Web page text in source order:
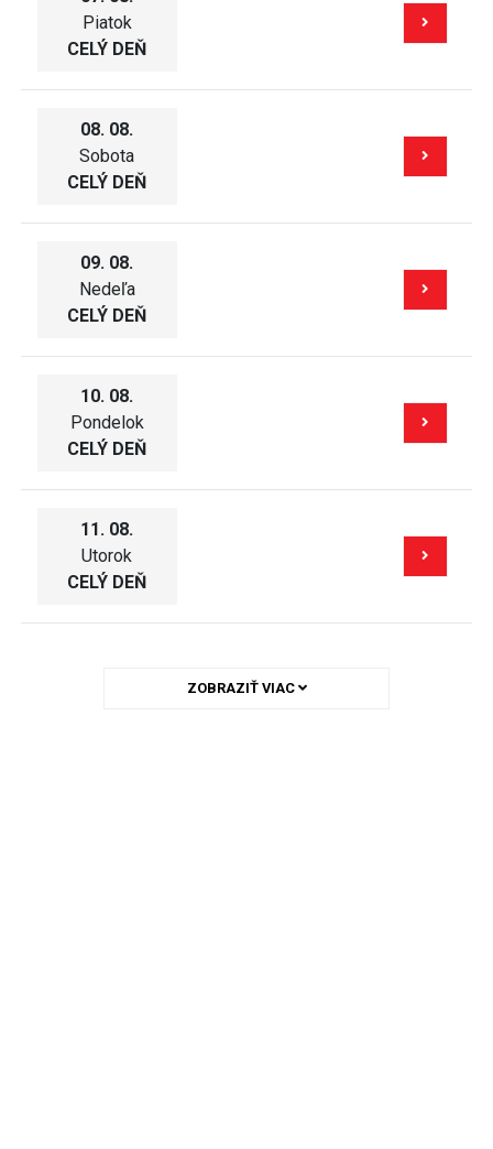
Piatok
CELÝ DEŇ
08. 08.
Sobota
CELÝ DEŇ
09. 08.
Nedeľa
CELÝ DEŇ
10. 08.
Pondelok
CELÝ DEŇ
11. 08.
Utorok
CELÝ DEŇ
ZOBRAZIŤ VIAC